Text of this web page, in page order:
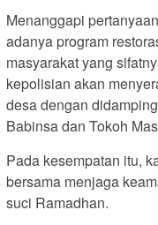
Menanggapi
adanya program
masyarakat yang
kepolisian akan
desa dengan
Babinsa dan Tokoh
Pada kesempatan itu,
bersama menjaga
suci Ramadhan.